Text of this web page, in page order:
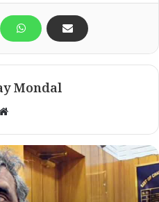
Mondal
Website